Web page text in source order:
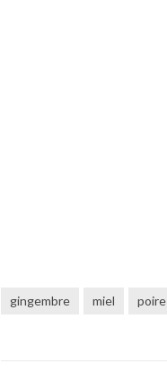
gingembre miel poire